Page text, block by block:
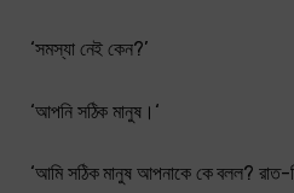
‘সমস্যা নেই কেন?’
‘আপনি সঠিক মানুষ।‘
‘আমি সঠিক মানুষ আপনাকে কে বলল? রাত-